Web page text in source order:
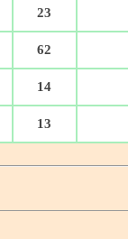
23
62
14
13